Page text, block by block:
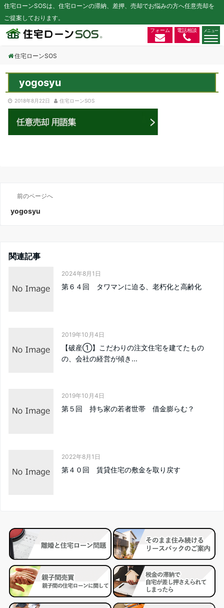
住宅ローンSOSは、住宅ローンの滞納、差押、売却でお悩みの方へ任意売却を
ご提案しております。
フォーム 電話相談
住宅ローンSOS
yogosyu
2018年8月22日 住宅ローンSOS
前のページへ
yogosyu
関連記事
2024年8月1日
第６４回 タワマンに迫る、老朽化と高齢化
2019年10月4日
【破産①】こだわりの注文住宅を建てたもの
の、会社の経営が傾き...
2019年10月4日
第５回 持ち家の若者世帯 借金膨らむ？
2022年8月1日
第４０回 賃貸住宅の敷金を取り戻す